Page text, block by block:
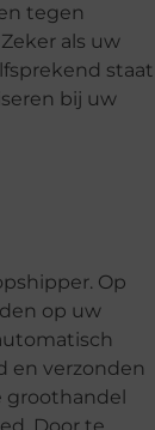
tegen
als uw
staat
bij uw
Op
op uw
en verzonden
groothandel